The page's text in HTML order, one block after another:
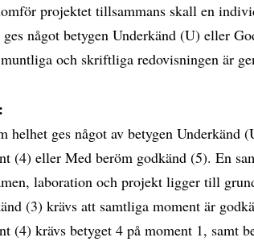
projektet tillsammans skall en
något betygen Underkänd (U) eller
och skriftliga redovisningen är
helhet ges något av betygen Underkänd
(4) eller Med beröm godkänd (5). En
laboration och projekt ligger till
(3) krävs att samtliga moment är
(4) krävs betyget 4 på moment 1, samt